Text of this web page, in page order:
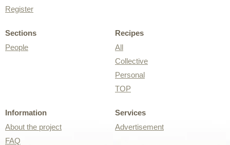
Register
Sections
People
Recipes
All
Collective
Personal
TOP
Information
About the project
FAQ
Services
Advertisement